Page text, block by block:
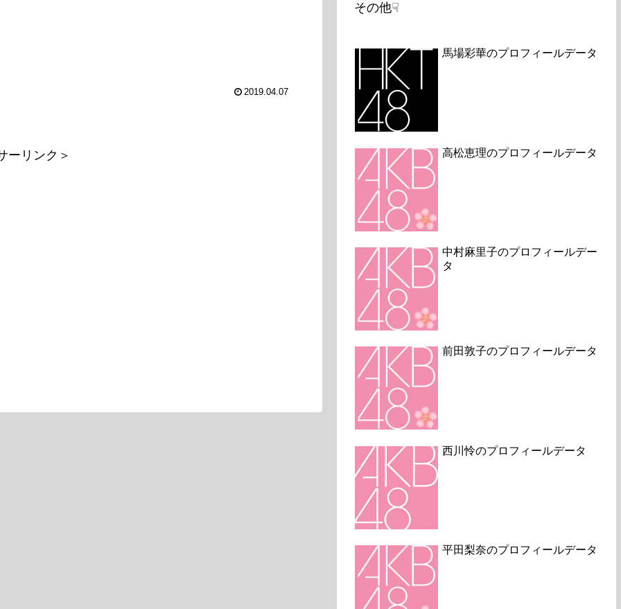
2019.04.07
ーリンク＞
その他☟
馬場彩華のプロフィールデータ
高松恵理のプロフィールデータ
中村麻里子のプロフィールデー
タ
前田敦子のプロフィールデータ
西川怜のプロフィールデータ
平田梨奈のプロフィールデータ